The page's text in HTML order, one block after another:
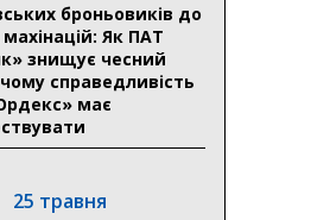
броньовиків до
Як ПАТ
знищує чесний
чому справедливість
має
25 травня